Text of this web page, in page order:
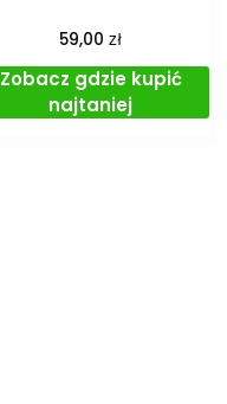
59,00zł
Zobacz gdzie kupić
najtaniej